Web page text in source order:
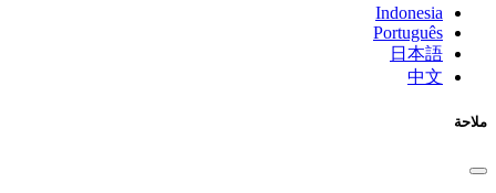
Indonesia
Português
日本語
中文
ملاحة